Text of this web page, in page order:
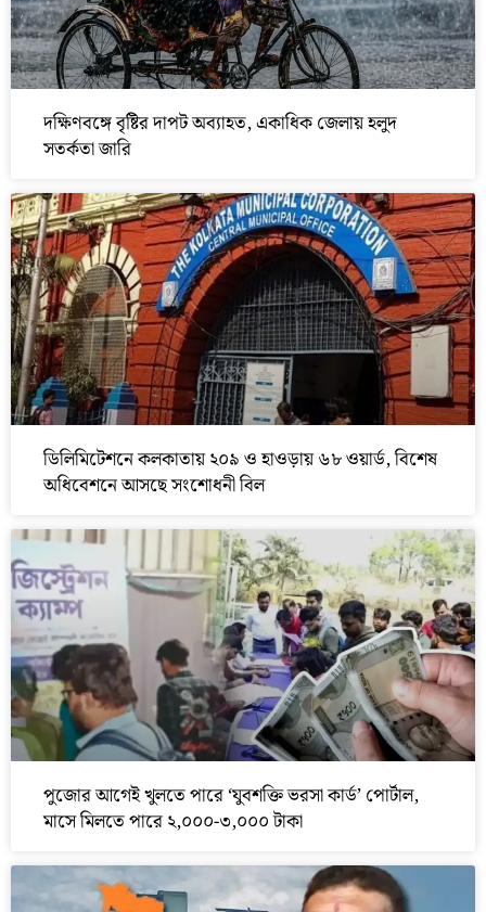
দক্ষিণবঙ্গে বৃষ্টির দাপট অব্যাহত, একাধিক জেলায় হলুদ
সতর্কতা জারি
ডিলিমিটেশনে কলকাতায় ২০৯ ও হাওড়ায় ৬৮ ওয়ার্ড, বিশেষ
অধিবেশনে আসছে সংশোধনী বিল
পুজোর আগেই খুলতে পারে ‘যুবশক্তি ভরসা কার্ড’ পোর্টাল,
মাসে মিলতে পারে ২,০০০-৩,০০০ টাকা